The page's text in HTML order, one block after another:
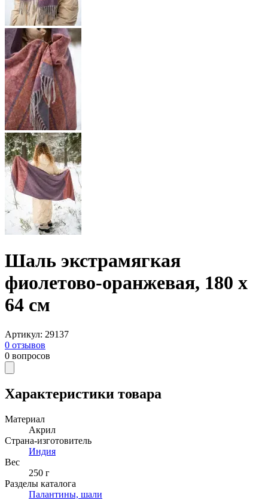
Шаль экстрамягкая
фиолетово-оранжевая, 180 х
64 см
Артикул: 29137
0 отзывов
0 вопросов
Характеристики товара
Материал
Акрил
Страна-изготовитель
Индия
Вес
250 г
Разделы каталога
Палантины, шали